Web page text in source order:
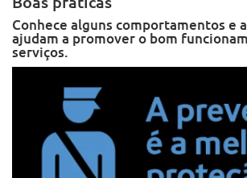
Conhece alguns comportamentos e
ajudam a promover o bom
serviços.